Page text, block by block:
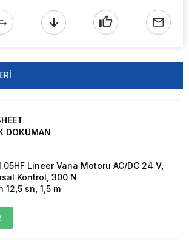
DOKÜMAN
Lineer Vana Motoru AC/DC 24 V,
Kontrol, 300 N
12,5 sn, 1,5 m